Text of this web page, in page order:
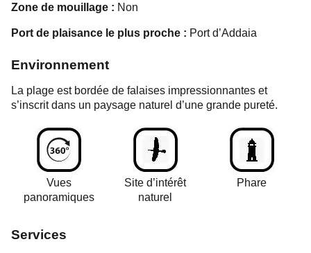
Zone de mouillage : Non
Port de plaisance le plus proche : Port d’Addaia
Environnement
La plage est bordée de falaises impressionnantes et
s’inscrit dans un paysage naturel d’une grande pureté.
Vues
panoramiques
Site d’intérêt
naturel
Phare
Services